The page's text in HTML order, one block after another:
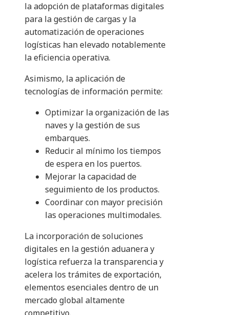
la adopción de plataformas digitales
para la gestión de cargas y la
automatización de operaciones
logísticas han elevado notablemente
la eficiencia operativa.
Asimismo, la aplicación de
tecnologías de información permite:
Optimizar la organización de las
naves y la gestión de sus
embarques.
Reducir al mínimo los tiempos
de espera en los puertos.
Mejorar la capacidad de
seguimiento de los productos.
Coordinar con mayor precisión
las operaciones multimodales.
La incorporación de soluciones
digitales en la gestión aduanera y
logística refuerza la transparencia y
acelera los trámites de exportación,
elementos esenciales dentro de un
mercado global altamente